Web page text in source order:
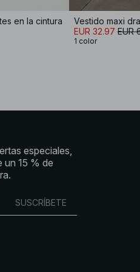
en la cintura
Vestido maxi
EUR 32.97 EUR
1 color
especiales,
15 % de
SUSCRÍBETE